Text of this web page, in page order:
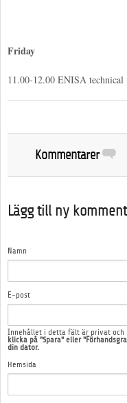
Friday
11.00-12.00 ENISA technical
Kommentarer
Lägg till ny
Namn
E-post
Innehållet i detta fält är privat
klicka på "Spara" eller
din dator.
Hemsida